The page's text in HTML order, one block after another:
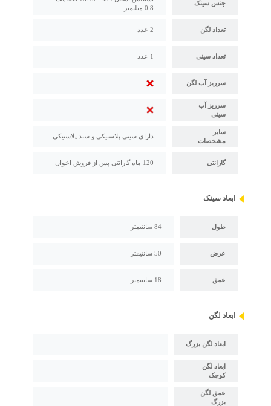
جنس سینک
0.8 میلیمتر
تعداد لگن 2 عدد
تعداد سینی 1 عدد
سرریز آب لگن
سرریز آب
سینی
سایر
مشخصات
دارای سینی پلاستیکی و سبد پلاستیکی
گارانتی 120 ماه گارانتی پس از فروش اخوان
ابعاد سینک
طول 84 سانتیمتر
عرض 50 سانتیمتر
عمق 18 سانتیمتر
ابعاد لگن
ابعاد لگن بزرگ
ابعاد لگن
کوچک
عمق لگن
بزرگ